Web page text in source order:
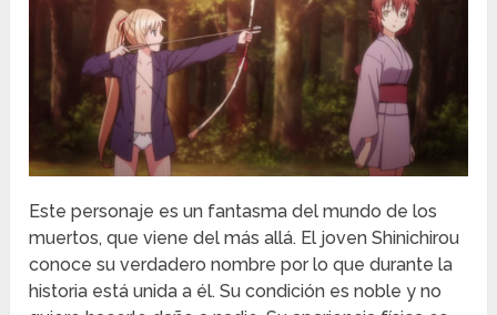
Este personaje es un fantasma del mundo de los
muertos, que viene del más allá. El joven Shinichirou
conoce su verdadero nombre por lo que durante la
historia está unida a él. Su condición es noble y no